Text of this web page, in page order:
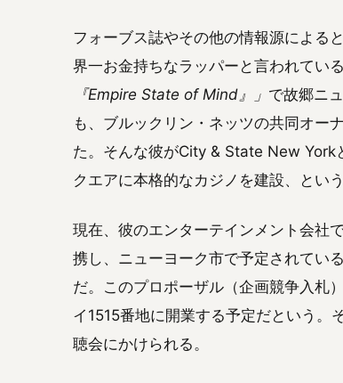
フォーブス誌やその他の情報源による
界一お金持ちなラッパーと言われてい
『Empire State of Mind』」 で故郷ニ
も、ブルックリン・ネッツの共同オー
た。そんな彼がCity & State New York
クエアに本格的なカジノを建設、とい
現在、彼のエンターテインメント会社
携し、ニューヨーク市で予定されてい
だ。このプロポーザル（企画競争入札
イ1515番地に開業する予定だという。
聴会にかけられる。